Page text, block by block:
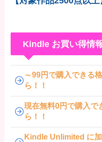
Kindle お買い得情
～99円で購入できる
ら！！
現在無料0円で購入
ら！！
Kindle Unlimited に